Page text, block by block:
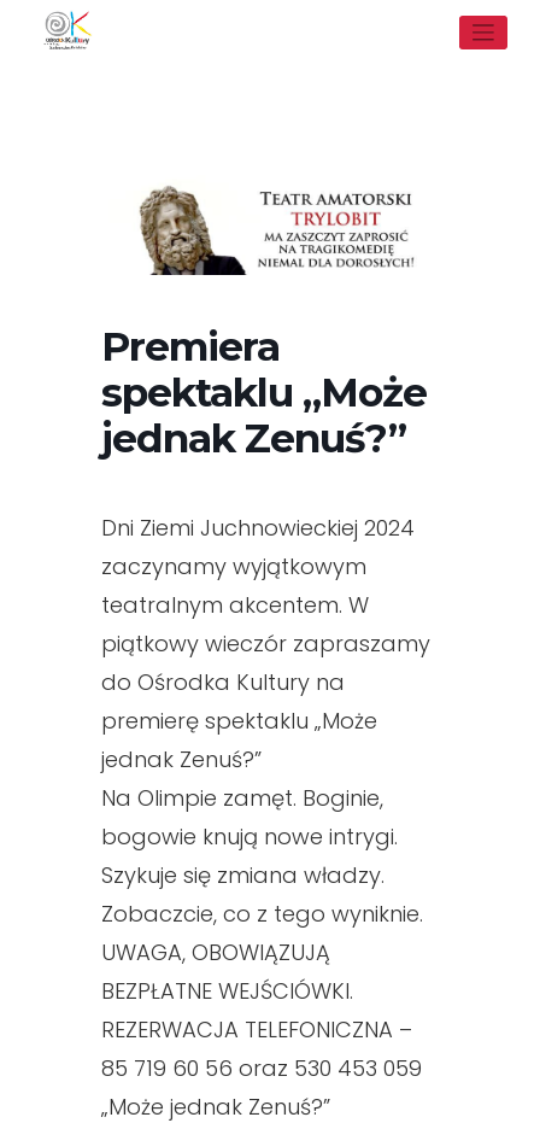
content
Premiera
spektaklu „Może
jednak Zenuś?”
Dni Ziemi Juchnowieckiej 2024
zaczynamy wyjątkowym
teatralnym akcentem. W
piątkowy wieczór zapraszamy
do Ośrodka Kultury na
premierę spektaklu „Może
jednak Zenuś?”
Na Olimpie zamęt. Boginie,
bogowie knują nowe intrygi.
Szykuje się zmiana władzy.
Zobaczcie, co z tego wyniknie.
UWAGA, OBOWIĄZUJĄ
BEZPŁATNE WEJŚCIÓWKI.
REZERWACJA TELEFONICZNA –
85 719 60 56 oraz 530 453 059
„Może jednak Zenuś?”